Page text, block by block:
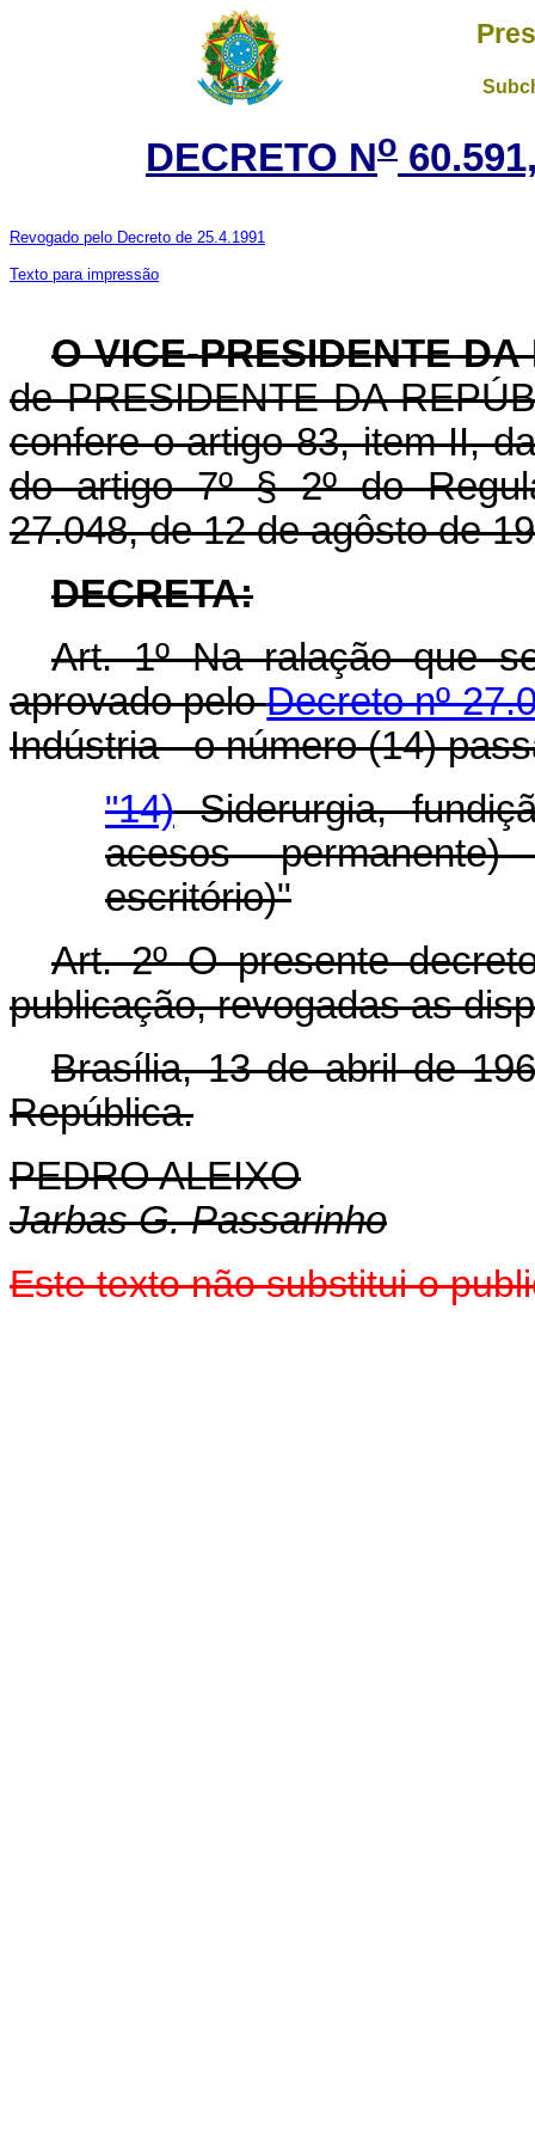
DECRETO No
Revogado pelo Decreto de 25.4.1991
Texto para impressão
O VICE-PRESIDENTE
de PRESIDENTE DA
confere o artigo 83, item II,
do artigo 7º § 2º do
27.048, de 12 de agôsto de
DECRETA:
Art. 1º Na ralação que
aprovado peloDecreto nº
Indústria - o número (14)
"14)Siderurgia,
acesos
escritório)"
Art. 2º O presente
publicação, revogadas as
Brasília, 13 de abril de
República.
PEDRO ALEIXO
Jarbas G. Passarinho
Este texto não substitui o